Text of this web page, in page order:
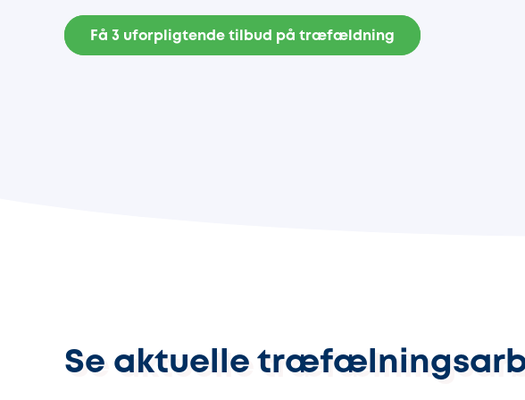
Få 3 uforpligtende tilbud på træfældning
Se aktuelle